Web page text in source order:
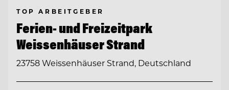
TOP ARBEITGEBER
Ferien- und Freizeitpark
Weissenhäuser Strand
23758 Weissenhäuser Strand, Deutschland